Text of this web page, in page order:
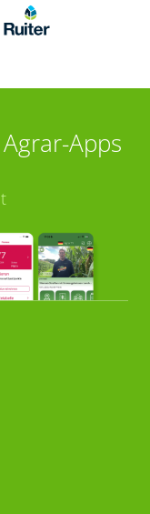
Apps